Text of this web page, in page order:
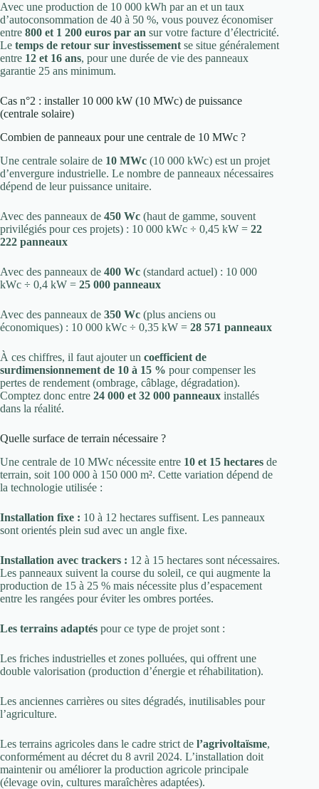
Avec une production de 10 000 kWh par an et un taux
d’autoconsommation de 40 à 50 %, vous pouvez économiser
entre 800 et 1 200 euros par an sur votre facture d’électricité.
Le temps de retour sur investissement se situe généralement
entre 12 et 16 ans, pour une durée de vie des panneaux
garantie 25 ans minimum.
Cas n°2 : installer 10 000 kW (10 MWc) de puissance
(centrale solaire)
Combien de panneaux pour une centrale de 10 MWc ?
Une centrale solaire de 10 MWc (10 000 kWc) est un projet
d’envergure industrielle. Le nombre de panneaux nécessaires
dépend de leur puissance unitaire.
Avec des panneaux de 450 Wc (haut de gamme, souvent
privilégiés pour ces projets) : 10 000 kWc ÷ 0,45 kW = 22
222 panneaux
Avec des panneaux de 400 Wc (standard actuel) : 10 000
kWc ÷ 0,4 kW = 25 000 panneaux
Avec des panneaux de 350 Wc (plus anciens ou
économiques) : 10 000 kWc ÷ 0,35 kW = 28 571 panneaux
À ces chiffres, il faut ajouter un coefficient de
surdimensionnement de 10 à 15 % pour compenser les
pertes de rendement (ombrage, câblage, dégradation).
Comptez donc entre 24 000 et 32 000 panneaux installés
dans la réalité.
Quelle surface de terrain nécessaire ?
Une centrale de 10 MWc nécessite entre 10 et 15 hectares de
terrain, soit 100 000 à 150 000 m². Cette variation dépend de
la technologie utilisée :
Installation fixe : 10 à 12 hectares suffisent. Les panneaux
sont orientés plein sud avec un angle fixe.
Installation avec trackers : 12 à 15 hectares sont nécessaires.
Les panneaux suivent la course du soleil, ce qui augmente la
production de 15 à 25 % mais nécessite plus d’espacement
entre les rangées pour éviter les ombres portées.
Les terrains adaptés pour ce type de projet sont :
Les friches industrielles et zones polluées, qui offrent une
double valorisation (production d’énergie et réhabilitation).
Les anciennes carrières ou sites dégradés, inutilisables pour
l’agriculture.
Les terrains agricoles dans le cadre strict de l’agrivoltaïsme,
conformément au décret du 8 avril 2024. L’installation doit
maintenir ou améliorer la production agricole principale
(élevage ovin, cultures maraîchères adaptées).